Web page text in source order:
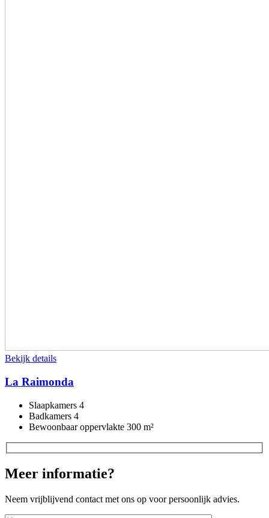
Bekijk details
La Raimonda
Slaapkamers 4
Badkamers 4
Bewoonbaar oppervlakte 300 m²
Meer informatie?
Neem vrijblijvend contact met ons op voor persoonlijk advies.